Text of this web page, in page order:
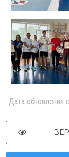
Дата обновления